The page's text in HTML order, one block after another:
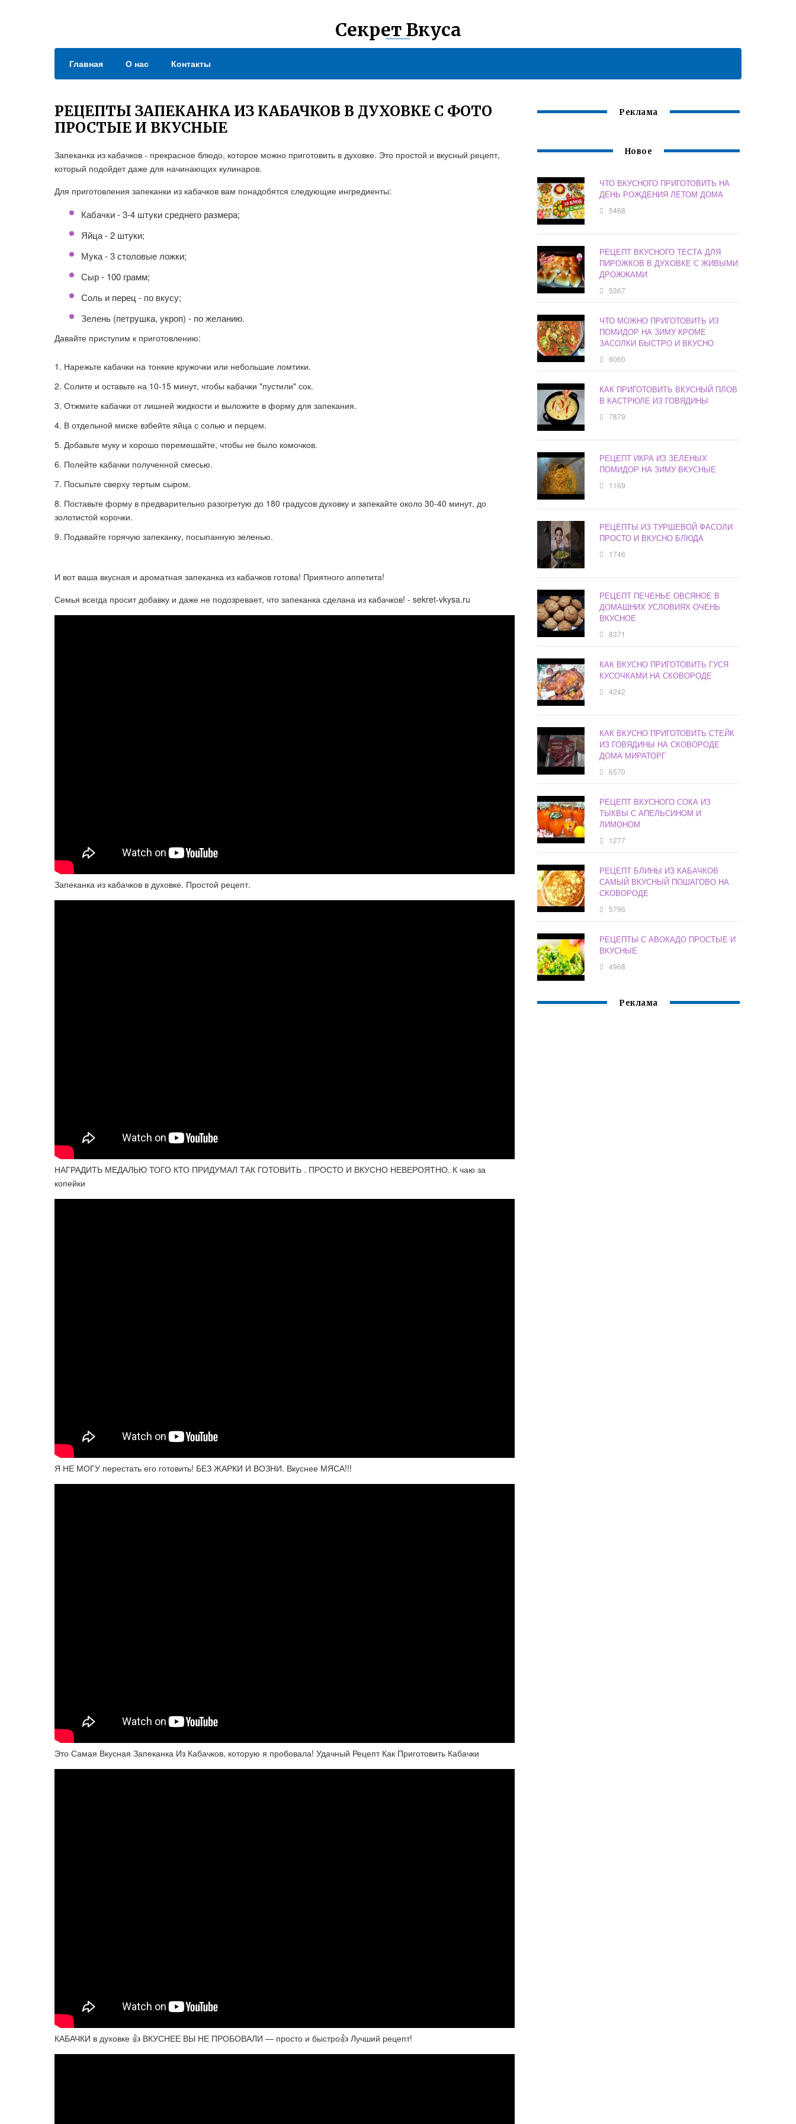
Секрет Вкуса
Главная О нас Контакты
РЕЦЕПТЫ ЗАПЕКАНКА ИЗ КАБАЧКОВ В ДУХОВКЕ С ФОТО
ПРОСТЫЕ И ВКУСНЫЕ
Запеканка из кабачков - прекрасное блюдо, которое можно приготовить в духовке. Это простой и вкусный рецепт,
который подойдет даже для начинающих кулинаров.
Для приготовления запеканки из кабачков вам понадобятся следующие ингредиенты:
Кабачки - 3-4 штуки среднего размера;
Яйца - 2 штуки;
Мука - 3 столовые ложки;
Сыр - 100 грамм;
Соль и перец - по вкусу;
Зелень (петрушка, укроп) - по желанию.
Давайте приступим к приготовлению:
Нарежьте кабачки на тонкие кружочки или небольшие ломтики.
Солите и оставьте на 10-15 минут, чтобы кабачки "пустили" сок.
Отжмите кабачки от лишней жидкости и выложите в форму для запекания.
В отдельной миске взбейте яйца с солью и перцем.
Добавьте муку и хорошо перемешайте, чтобы не было комочков.
Полейте кабачки полученной смесью.
Посыпьте сверху тертым сыром.
Поставьте форму в предварительно разогретую до 180 градусов духовку и запекайте около 30-40 минут, до
золотистой корочки.
Подавайте горячую запеканку, посыпанную зеленью.
И вот ваша вкусная и ароматная запеканка из кабачков готова! Приятного аппетита!
Семья всегда просит добавку и даже не подозревает, что запеканка сделана из кабачков! - sekret-vkysa.ru
Запеканка из кабачков в духовке. Простой рецепт.
НАГРАДИТЬ МЕДАЛЬЮ ТОГО КТО ПРИДУМАЛ ТАК ГОТОВИТЬ . ПРОСТО И ВКУСНО НЕВЕРОЯТНО. К чаю за
копейки
Я НЕ МОГУ перестать его готовить! БЕЗ ЖАРКИ И ВОЗНИ. Вкуснее МЯСА!!!
Это Самая Вкусная Запеканка Из Кабачков, которую я пробовала! Удачный Рецепт Как Приготовить Кабачки
КАБАЧКИ в духовке 👍 ВКУСНЕЕ ВЫ НЕ ПРОБОВАЛИ — просто и быстро👍 Лучший рецепт!
Реклама
Новое
ЧТО ВКУСНОГО ПРИГОТОВИТЬ НА
ДЕНЬ РОЖДЕНИЯ ЛЕТОМ ДОМА
5468
РЕЦЕПТ ВКУСНОГО ТЕСТА ДЛЯ
ПИРОЖКОВ В ДУХОВКЕ С ЖИВЫМИ
ДРОЖЖАМИ
5367
ЧТО МОЖНО ПРИГОТОВИТЬ ИЗ
ПОМИДОР НА ЗИМУ КРОМЕ
ЗАСОЛКИ БЫСТРО И ВКУСНО
9060
КАК ПРИГОТОВИТЬ ВКУСНЫЙ ПЛОВ
В КАСТРЮЛЕ ИЗ ГОВЯДИНЫ
7879
РЕЦЕПТ ИКРА ИЗ ЗЕЛЕНЫХ
ПОМИДОР НА ЗИМУ ВКУСНЫЕ
1169
РЕЦЕПТЫ ИЗ ТУРШЕВОЙ ФАСОЛИ
ПРОСТО И ВКУСНО БЛЮДА
1746
РЕЦЕПТ ПЕЧЕНЬЕ ОВСЯНОЕ В
ДОМАШНИХ УСЛОВИЯХ ОЧЕНЬ
ВКУСНОЕ
8371
КАК ВКУСНО ПРИГОТОВИТЬ ГУСЯ
КУСОЧКАМИ НА СКОВОРОДЕ
4242
КАК ВКУСНО ПРИГОТОВИТЬ СТЕЙК
ИЗ ГОВЯДИНЫ НА СКОВОРОДЕ
ДОМА МИРАТОРГ
6570
РЕЦЕПТ ВКУСНОГО СОКА ИЗ
ТЫКВЫ С АПЕЛЬСИНОМ И
ЛИМОНОМ
1277
РЕЦЕПТ БЛИНЫ ИЗ КАБАЧКОВ
САМЫЙ ВКУСНЫЙ ПОШАГОВО НА
СКОВОРОДЕ
5796
РЕЦЕПТЫ С АВОКАДО ПРОСТЫЕ И
ВКУСНЫЕ
4968
Реклама